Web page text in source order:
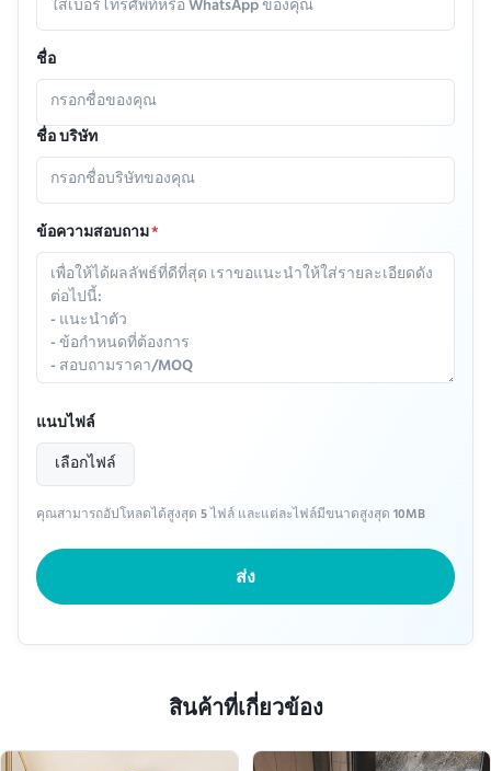
ชื่อ
ชื่อ บริษัท
ข้อความสอบถาม*
แนบไฟล์
เลือกไฟล์
คุณสามารถอัปโหลดได้สูงสุด 5 ไฟล์ และแต่ละไฟล์มีขนาดสูงสุด 10MB
ส่ง
สินค้าที่เกี่ยวข้อง